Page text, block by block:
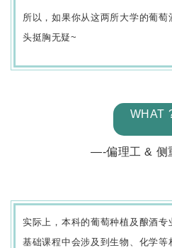
所以，如果你从这两所大学的葡
头挺胸无疑~
WHAT
—-偏理工 & 侧
实际上，本科的葡萄种植及酿酒
基础课程中会涉及到生物、化学